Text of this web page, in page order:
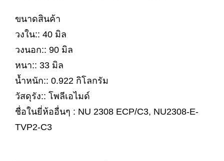
ขนาดสินค้า
วงใน:: 40 มิล
วงนอก:: 90 มิล
หนา:: 33 มิล
น้ำหนัก:: 0.922 กิโลกรัม
วัสดุรัง:: โพลีเอไมด์
ชื่อในยี่ห้ออื่นๆ : NU 2308 ECP/C3, NU2308-E-
TVP2-C3